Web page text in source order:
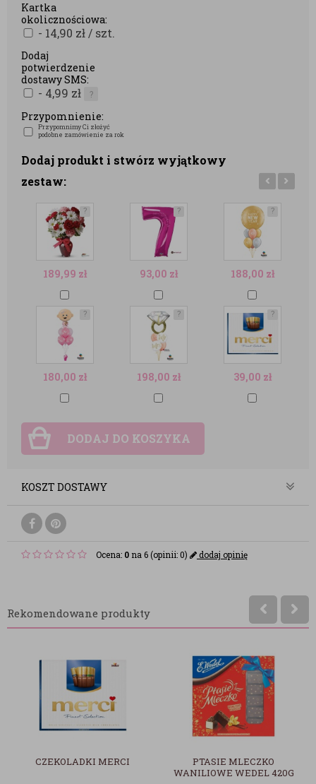
Kartka
okolicznościowa:
- 14,90 zł / szt.
Dodaj
potwierdzenie
dostawy SMS:
- 4,99 zł ?
Przypomnienie:
Przypomnimy Ci złożyć
podobne zamówienie za rok
Dodaj produkt i stwórz wyjątkowy
zestaw:
?
189,99 zł
?
180,00 zł
?
93,00 zł
?
198,00 zł
?
188,00 zł
?
39,00 zł
DODAJ DO KOSZYKA
KOSZT DOSTAWY
Ocena: 0 na 6 (opinii: 0) dodaj opinię
Rekomendowane produkty
CZEKOLADKI MERCI
PTASIE MLECZKO
WANILIOWE WEDEL 420G